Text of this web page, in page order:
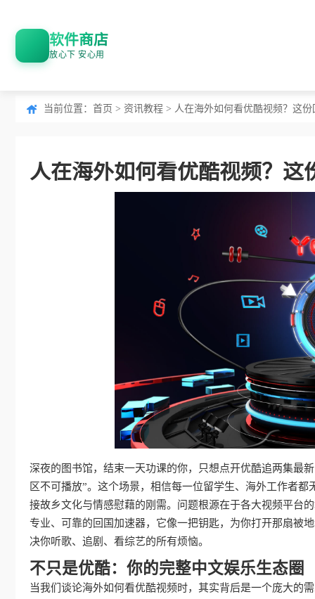
软件商店
放心下 安心用
当前位置： 首页 > 资讯教程 > 人在海外如何看优酷视频？这
人在海外如何看优酷视频？
深夜的图书馆，结束一天功课的你，只想点开优酷追两集最
区不可播放”。这个场景，相信每一位留学生、海外工作者
接故乡文化与情感慰藉的刚需。问题根源在于各大视频平台
专业、可靠的回国加速器，它像一把钥匙，为你打开那扇被
决你听歌、追剧、看综艺的所有烦恼。
不只是优酷：你的完整中文娱乐生态圈
当我们谈论海外如何看优酷视频时，其实背后是一个庞大的